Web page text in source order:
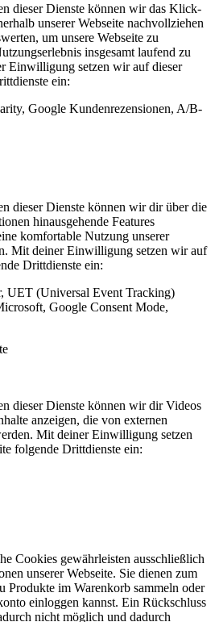
dieser Dienste können wir das Klick-
unserer Webseite nachvollziehen
um unsere Webseite zu
insgesamt laufend zu
Einwilligung setzen wir auf dieser
ein:
Google Kundenrezensionen, A/B-
dieser Dienste können wir dir über die
hinausgehende Features
komfortable Nutzung unserer
Mit deiner Einwilligung setzen wir auf
Drittdienste ein:
UET (Universal Event Tracking)
Google Consent Mode,
dieser Dienste können wir dir Videos
anzeigen, die von externen
Mit deiner Einwilligung setzen
folgende Drittdienste ein:
Cookies gewährleisten ausschließlich
unserer Webseite. Sie dienen zum
Produkte im Warenkorb sammeln oder
einloggen kannst. Ein Rückschluss
nicht möglich und dadurch